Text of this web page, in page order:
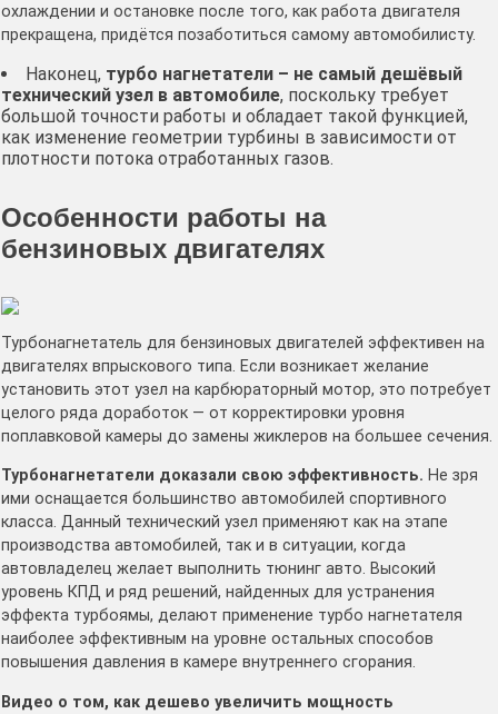
охлаждении и остановке после того, как работа двигателя
прекращена, придётся позаботиться самому автомобилисту.
Наконец, турбо нагнетатели – не самый дешёвый
технический узел в автомобиле, поскольку требует
большой точности работы и обладает такой функцией,
как изменение геометрии турбины в зависимости от
плотности потока отработанных газов.
Особенности работы на
бензиновых двигателях
Турбонагнетатель для бензиновых двигателей эффективен на
двигателях впрыскового типа. Если возникает желание
установить этот узел на карбюраторный мотор, это потребует
целого ряда доработок — от корректировки уровня
поплавковой камеры до замены жиклеров на большее сечения.
Турбонагнетатели доказали свою эффективность. Не зря
ими оснащается большинство автомобилей спортивного
класса. Данный технический узел применяют как на этапе
производства автомобилей, так и в ситуации, когда
автовладелец желает выполнить тюнинг авто. Высокий
уровень КПД и ряд решений, найденных для устранения
эффекта турбоямы, делают применение турбо нагнетателя
наиболее эффективным на уровне остальных способов
повышения давления в камере внутреннего сгорания.
Видео о том, как дешево увеличить мощность